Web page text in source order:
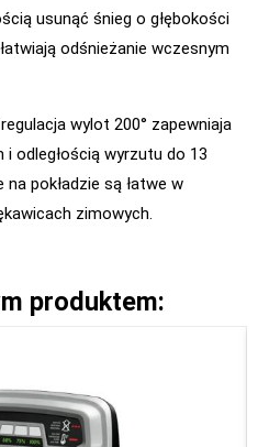
usunąć śnieg o głębokości
odśnieżanie wczesnym
wylot 200° zapewniaja
i odległością wyrzutu do 13
pokładzie są łatwe w
zimowych.
produktem: